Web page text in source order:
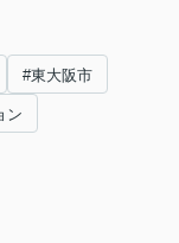
#東大阪市
ン